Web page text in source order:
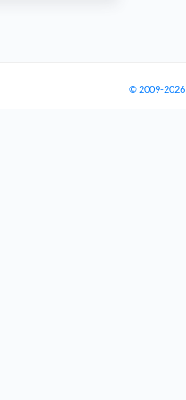
© 2009-2026